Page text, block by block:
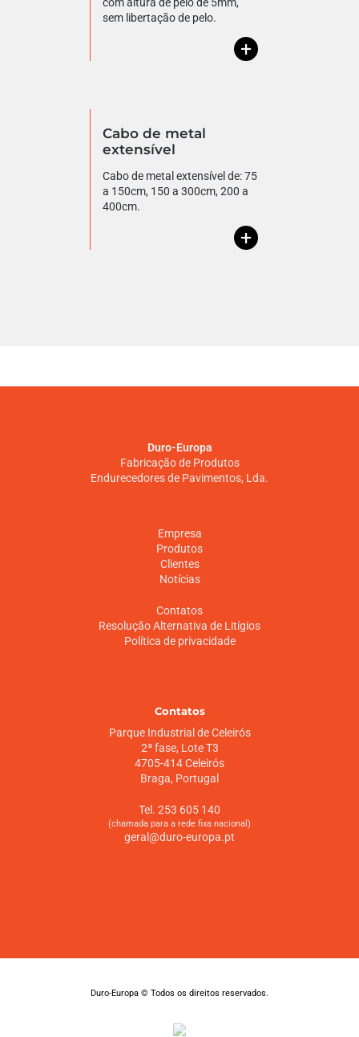
com altura de pelo de 5mm,
sem libertação de pelo.
+
Cabo de metal
extensível
Cabo de metal extensível de: 75
a 150cm, 150 a 300cm, 200 a
400cm.
+
Duro-Europa
Fabricação de Produtos
Endurecedores de Pavimentos, Lda.
Empresa
Produtos
Clientes
Notícias
Contatos
Resolução Alternativa de Litígios
Política de privacidade
Contatos
Parque Industrial de Celeirós
2ª fase, Lote T3
4705-414 Celeirós
Braga, Portugal
Tel. 253 605 140
(chamada para a rede fixa nacional)
geral@duro-europa.pt
Duro-Europa © Todos os direitos reservados.